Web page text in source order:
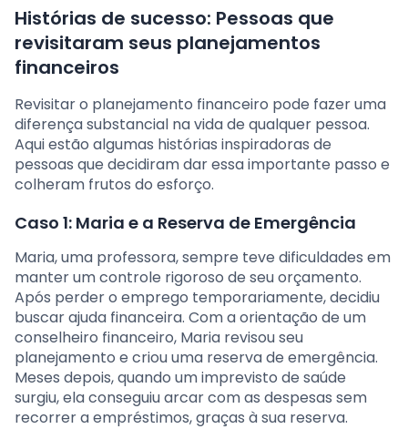
Histórias de sucesso: Pessoas que
revisitaram seus planejamentos
financeiros
Revisitar o planejamento financeiro pode fazer uma
diferença substancial na vida de qualquer pessoa.
Aqui estão algumas histórias inspiradoras de
pessoas que decidiram dar essa importante passo e
colheram frutos do esforço.
Caso 1: Maria e a Reserva de Emergência
Maria, uma professora, sempre teve dificuldades em
manter um controle rigoroso de seu orçamento.
Após perder o emprego temporariamente, decidiu
buscar ajuda financeira. Com a orientação de um
conselheiro financeiro, Maria revisou seu
planejamento e criou uma reserva de emergência.
Meses depois, quando um imprevisto de saúde
surgiu, ela conseguiu arcar com as despesas sem
recorrer a empréstimos, graças à sua reserva.